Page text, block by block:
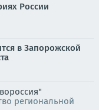
России
в Запорожской
региональной